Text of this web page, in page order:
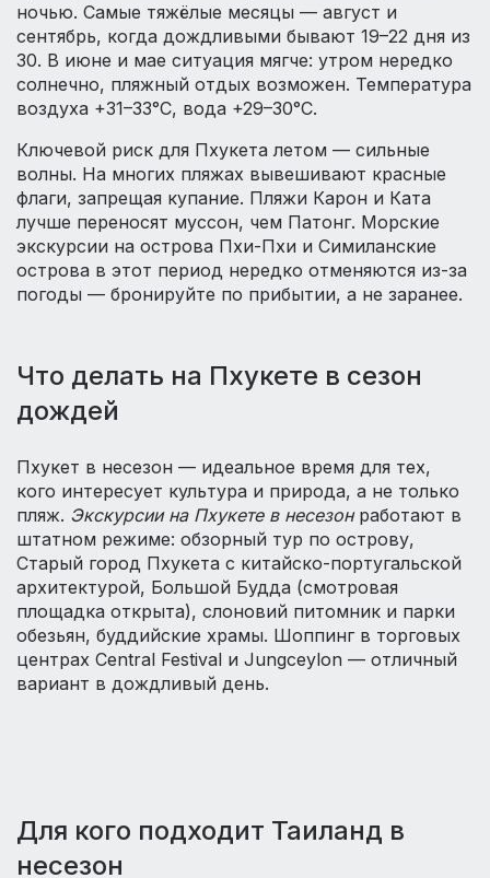
ночью. Самые тяжёлые месяцы — август и
сентябрь, когда дождливыми бывают 19–22 дня из
30. В июне и мае ситуация мягче: утром нередко
солнечно, пляжный отдых возможен. Температура
воздуха +31–33°C, вода +29–30°C.
Ключевой риск для Пхукета летом — сильные
волны. На многих пляжах вывешивают красные
флаги, запрещая купание. Пляжи Карон и Ката
лучше переносят муссон, чем Патонг. Морские
экскурсии на острова Пхи-Пхи и Симиланские
острова в этот период нередко отменяются из-за
погоды — бронируйте по прибытии, а не заранее.
Что делать на Пхукете в сезон
дождей
Пхукет в несезон — идеальное время для тех,
кого интересует культура и природа, а не только
пляж. Экскурсии на Пхукете в несезонработают в
штатном режиме: обзорный тур по острову,
Старый город Пхукета с китайско-португальской
архитектурой, Большой Будда (смотровая
площадка открыта), слоновий питомник и парки
обезьян, буддийские храмы. Шоппинг в торговых
центрах Central Festival и Jungceylon — отличный
вариант в дождливый день.
Для кого подходит Таиланд в
несезон